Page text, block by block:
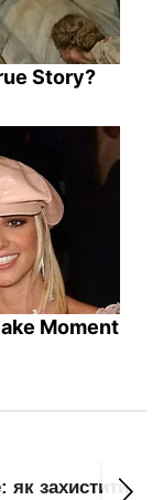
Story?
Moment
кому